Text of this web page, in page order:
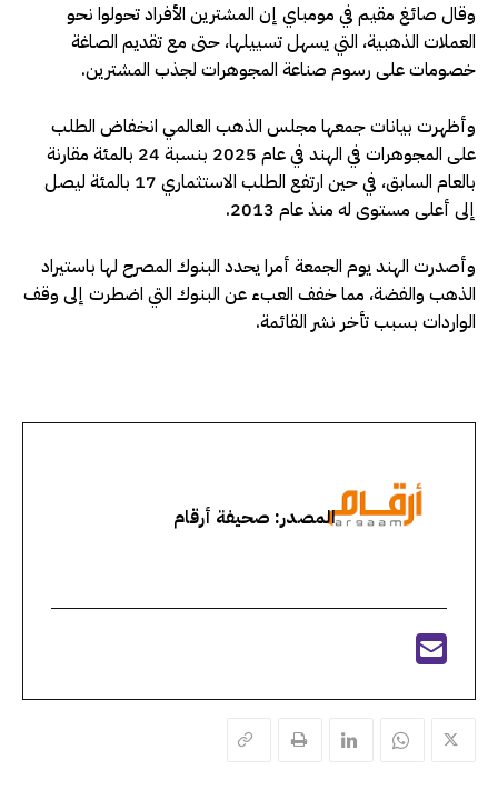
وقال صائغ مقيم في مومباي إن المشترين الأفراد تحولوا نحو
العملات ⁠الذهبية، ⁠التي يسهل تسييلها، حتى مع تقديم الصاغة
خصومات على رسوم صناعة المجوهرات لجذب المشترين.
وأظهرت بيانات جمعها مجلس الذهب العالمي انخفاض الطلب
على المجوهرات في الهند في عام 2025 بنسبة 24 بالمئة مقارنة
بالعام السابق، في حين ارتفع الطلب الاستثماري 17 بالمئة ليصل
إلى أعلى مستوى له منذ عام 2013.
وأصدرت الهند يوم الجمعة أمرا يحدد البنوك المصرح لها باستيراد
الذهب والفضة، مما خفف ​العبء عن البنوك التي ​اضطرت إلى وقف
الواردات بسبب تأخر نشر القائمة.
المصدر: صحيفة أرقام